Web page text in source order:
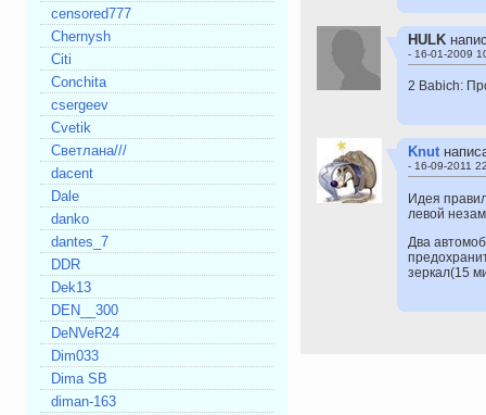
censored777
Chernysh
Citi
Conchita
csergeev
Cvetik
Cветлана///
dacent
Dale
danko
dantes_7
DDR
Dek13
DEN__300
DeNVeR24
Dim033
Dima SB
diman-163
HULK
- 16-01-2009
2 Babich:
Knut
- 16-09-2011
Идея
левой
Два
зеркал(15